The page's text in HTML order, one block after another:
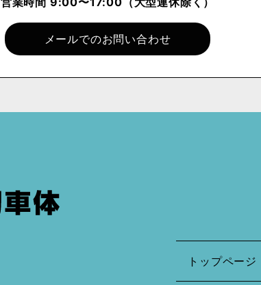
メールでのお問い合わせ
トップページ